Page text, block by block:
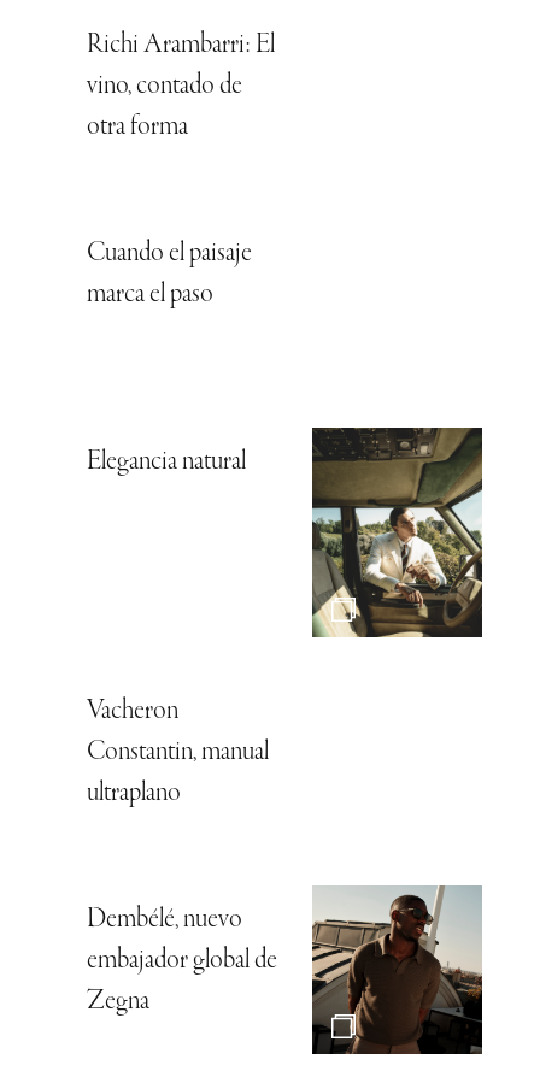
Richi Arambarri: El
vino, contado de
otra forma
Cuando el paisaje
marca el paso
Elegancia natural
Vacheron
Constantin, manual
ultraplano
Dembélé, nuevo
embajador global de
Zegna